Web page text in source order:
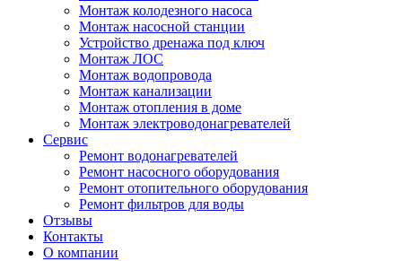
Монтаж колодезного насоса
Монтаж насосной станции
Устройство дренажа под ключ
Монтаж ЛОС
Монтаж водопровода
Монтаж канализации
Монтаж отопления в доме
Монтаж электроводонагревателей
Сервис
Ремонт водонагревателей
Ремонт насосного оборудования
Ремонт отопительного оборудования
Ремонт фильтров для воды
Отзывы
Контакты
О компании